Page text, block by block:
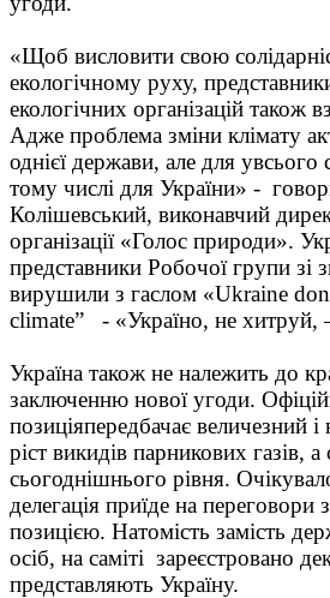
«Щоб висловити свою
екологічному руху,
екологічних організацій також
Адже проблема зміни клімату
однієї держави, але для увсього
тому числі для України» -
Колішевський, виконавчий
організації «Голос природи».
представники Робочої групи зі
вирушили з гаслом «Ukraine
climate” - «Україно, не хитруй,
Україна також не належить до
заключенню нової угоди.
позиціяпередбачає величезний
ріст викидів парникових газів,
сьогоднішнього рівня.
делегація приїде на
позицією. Натомість замість
осіб, на саміті зареєстровано
представляють Україну.